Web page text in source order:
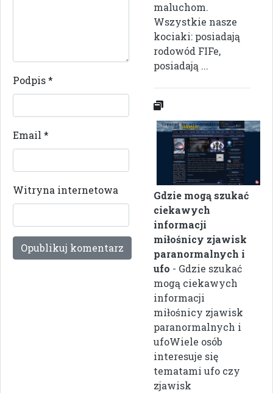
Podpis*
Email *
Witryna internetowa
maluchom.
Wszystkie nasze
kociaki: posiadają
rodowód FIFe,
posiadają ...
Gdzie mogą szukać
ciekawych
informacji
miłośnicy zjawisk
paranormalnych i
ufo - Gdzie szukać
mogą ciekawych
informacji
miłośnicy zjawisk
paranormalnych i
ufoWiele osób
interesuje się
tematami ufo czy
zjawisk